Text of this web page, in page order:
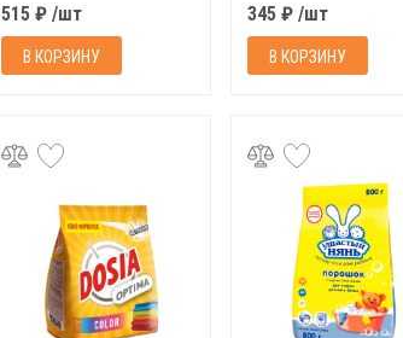
515 ₽ /шт
В КОРЗИНУ
345 ₽ /шт
В КОРЗИНУ